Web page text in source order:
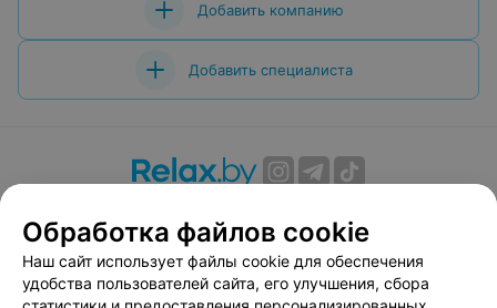
Добавить компанию
Добавить специалиста
Вакансии
Публичный договор
Способы оплаты
Публичный договор по использованию сервиса
«Афиша»
Обработка файлов cookie
Наш сайт использует файлы cookie для обеспечения
удобства пользователей сайта, его улучшения, сбора